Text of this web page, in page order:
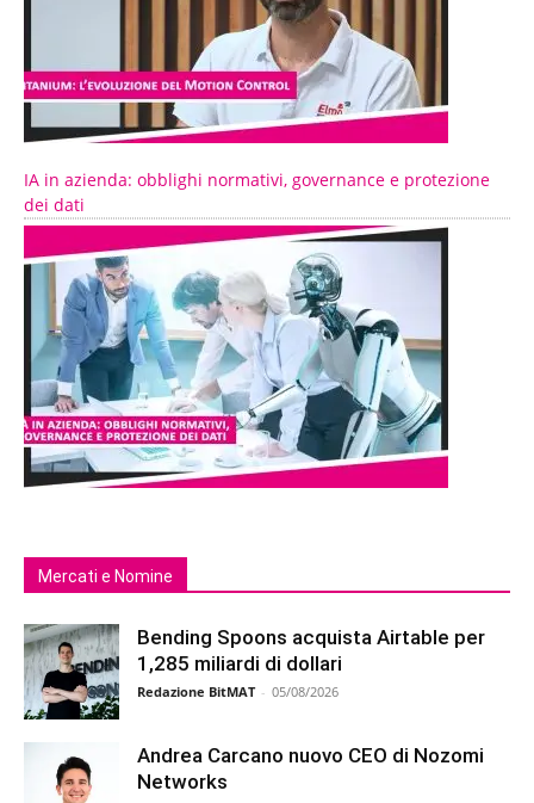
IA in azienda: obblighi normativi, governance e protezione
dei dati
Mercati e Nomine
Bending Spoons acquista Airtable per
1,285 miliardi di dollari
Redazione BitMAT - 05/08/2026
Andrea Carcano nuovo CEO di Nozomi
Networks